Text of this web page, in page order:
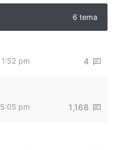
6 tema
4
pm
1,168
pm